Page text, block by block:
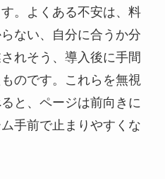
。よくある不安は、料
ない、自分に合うか分
れそう、導入後に手間
のです。これらを無視
と、ページは前向きに
手前で止まりやすくな